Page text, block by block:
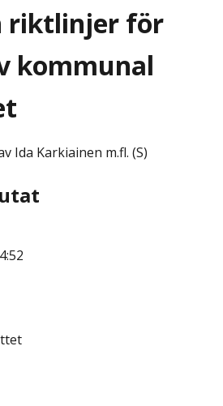
riktlinjer för
kommunal
Ida Karkiainen m.fl. (S)